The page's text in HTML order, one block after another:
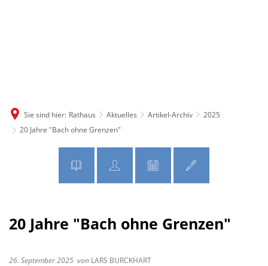
Sie sind hier: Rathaus Aktuelles Artikel-Archiv
2025
20 Jahre "Bach ohne Grenzen"
20 Jahre "Bach ohne Grenzen"
26. September 2025 von LARS BURCKHART